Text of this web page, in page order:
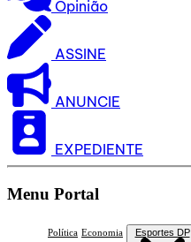
Opinião
ASSINE
ANUNCIE
EXPEDIENTE
Menu Portal
Política Economia Esportes DP